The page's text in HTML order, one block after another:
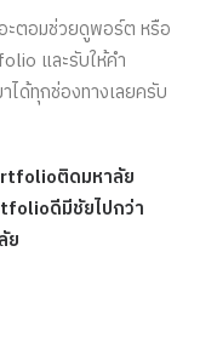
ตอมช่วยดูพอร์ต หรือ
และรับให้คำ
ด้ทุกช่องทางเลยครับ
ติดมหาลัย
ดีมีชัยไปกว่า
ย